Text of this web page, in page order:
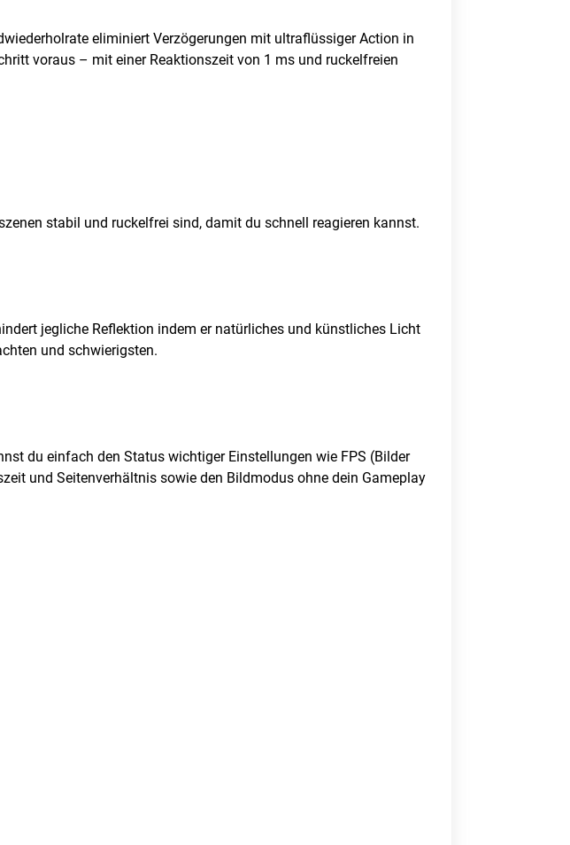
eliminiert Verzögerungen mit ultraflüssiger Action in
voraus – mit einer Reaktionszeit von 1 ms und ruckelfreien
stabil und ruckelfrei sind, damit du schnell reagieren kannst.
jegliche Reflektion indem er natürliches und künstliches Licht
und schwierigsten.
du einfach den Status wichtiger Einstellungen wie FPS (Bilder
und Seitenverhältnis sowie den Bildmodus ohne dein Gameplay